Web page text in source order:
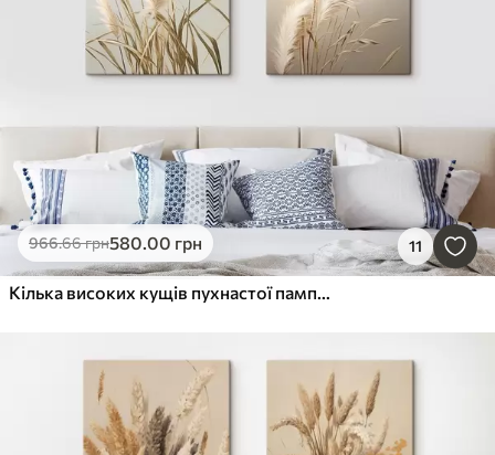
966.66грн580.00 грн 11
Кілька високих кущів пухнастої пампасової трави з довгими, стрункими листям